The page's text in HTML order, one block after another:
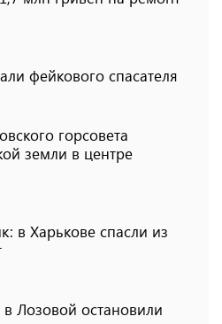
фейкового спасателя
горсовета
земли в центре
в Харькове спасли из
Лозовой остановили